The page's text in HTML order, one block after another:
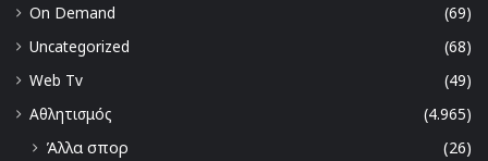
On Demand
(69)
Uncategorized
(68)
Web Tv
(49)
Αθλητισμός
(4.965)
Άλλα σπορ
(26)